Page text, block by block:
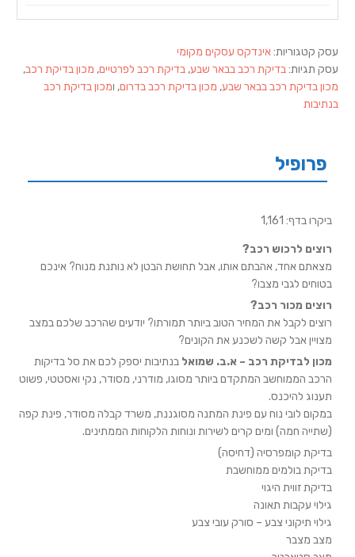
עסק קטגוריות:אינדקס עסקים מקומי
עסק תגיות:בדיקת רכב בבאר שבע, בדיקת רכב לפרטיים, מכון בדיקת רכב,
מכון בדיקת רכב בבאר שבע, מכון בדיקת רכב בדרום, ומכון בדיקת רכב
בנתיבות
פרופיל
ביקרו בדף: 1,161
רוצים לרכוש רכב?
מצאתם אחד, אהבתם אותו, אבל תחושת הבטן לא נותנת מנוח? אינכם
בטוחים לגבי מצבו?
רוצים מכור רכב?
רוצים לקבל את המחיר הטוב ביותר תמורתו? יודעים שהרכב שלכם במצב
מצויין אבל קשה לשכנע את הקונים?
מכון לבדיקת רכב – א.ב. שמואל בנתיבות יספק לכם את סל בדיקות
הרכב הממוחשב המתקדם ביותר מסוגו, מודרני, מסודר, נקי ואסטטי, פשוט
תענוג להיכנס.
במקום לובי נוח עם פינת המתנה מסוגננת, משרד קבלה מסודר, פינת קפה
(שתייה חמה) ומים קרים לשירות ונוחות הלקוחות הממתינים.
בדיקת קומפרסיה (דחיסה)
בדיקת בולמים ממוחשבת
בדיקת זווית היגוי
גילוי עקבות תאונה
גילוי תיקוני צבע – סורק עובי צבע
מצב מצבר